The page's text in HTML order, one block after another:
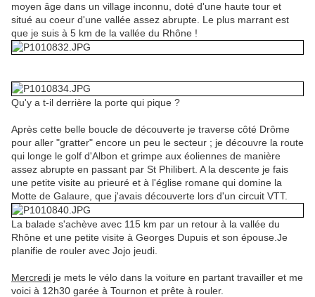
moyen âge dans un village inconnu, doté d'une haute tour et
situé au coeur d'une vallée assez abrupte. Le plus marrant est
que je suis à 5 km de la vallée du Rhône !
Qu'y a t-il derrière la porte qui pique ?
Après cette belle boucle de découverte je traverse côté Drôme
pour aller "gratter" encore un peu le secteur ; je découvre la route
qui longe le golf d'Albon et grimpe aux éoliennes de manière
assez abrupte en passant par St Philibert. A la descente je fais
une petite visite au prieuré et à l'église romane qui domine la
Motte de Galaure, que j'avais découverte lors d'un circuit VTT.
La balade s'achève avec 115 km par un retour à la vallée du
Rhône et une petite visite à Georges Dupuis et son épouse.Je
planifie de rouler avec Jojo jeudi.
Mercredi je mets le vélo dans la voiture en partant travailler et me
voici à 12h30 garée à Tournon et prête à rouler.